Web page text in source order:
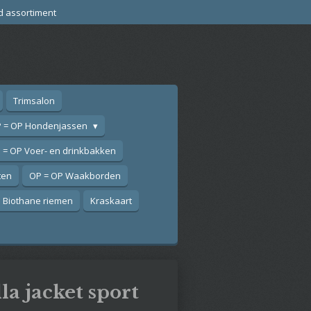
assortiment
Trimsalon
= OP Hondenjassen
= OP Voer- en drinkbakken
OP = OP Waakborden
Biothane riemen
Kraskaart
jacket sport